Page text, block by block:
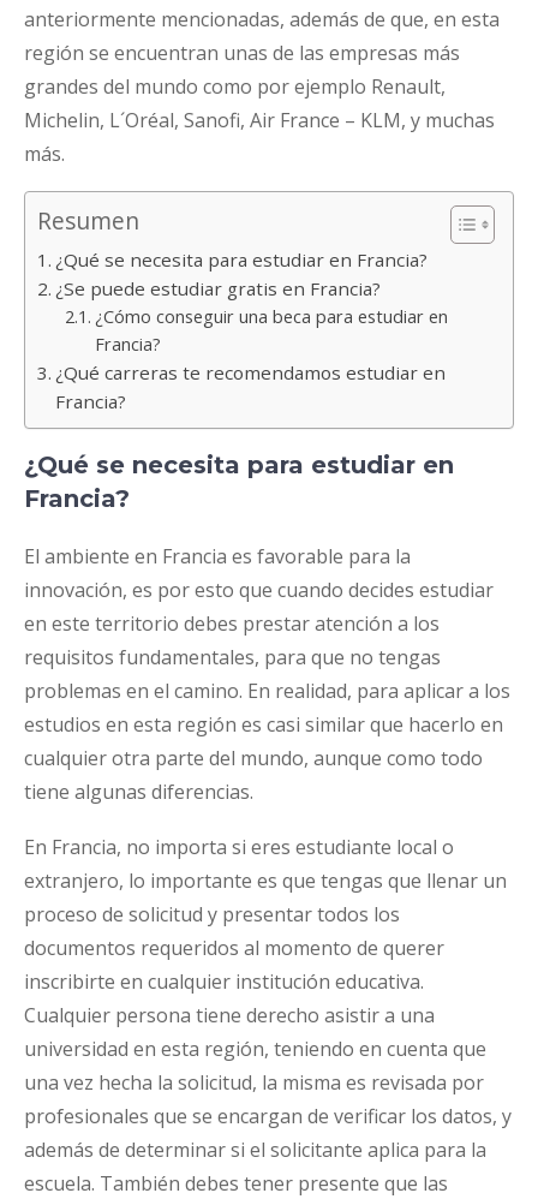
anteriormente mencionadas, además de que, en esta
región se encuentran unas de las empresas más
grandes del mundo como por ejemplo Renault,
Michelin, L´Oréal, Sanofi, Air France – KLM, y muchas
más.
Resumen
¿Qué se necesita para estudiar en Francia?
¿Se puede estudiar gratis en Francia?
¿Cómo conseguir una beca para estudiar en
Francia?
¿Qué carreras te recomendamos estudiar en
Francia?
¿Qué se necesita para estudiar en
Francia?
El ambiente en Francia es favorable para la
innovación, es por esto que cuando decides estudiar
en este territorio debes prestar atención a los
requisitos fundamentales, para que no tengas
problemas en el camino. En realidad, para aplicar a los
estudios en esta región es casi similar que hacerlo en
cualquier otra parte del mundo, aunque como todo
tiene algunas diferencias.
En Francia, no importa si eres estudiante local o
extranjero, lo importante es que tengas que llenar un
proceso de solicitud y presentar todos los
documentos requeridos al momento de querer
inscribirte en cualquier institución educativa.
Cualquier persona tiene derecho asistir a una
universidad en esta región, teniendo en cuenta que
una vez hecha la solicitud, la misma es revisada por
profesionales que se encargan de verificar los datos, y
además de determinar si el solicitante aplica para la
escuela. También debes tener presente que las